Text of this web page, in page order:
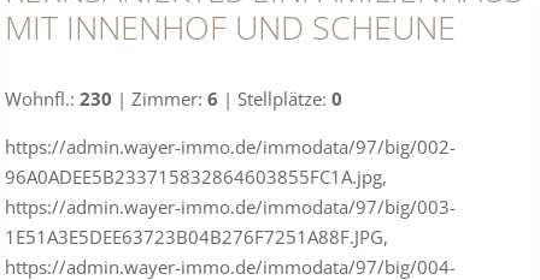
MIT INNENHOF UND SCHEUNE
Wohnfl.: 230 | Zimmer: 6 | Stellplätze: 0
https://admin.wayer-immo.de/immodata/97/big/002-
96A0ADEE5B233715832864603855FC1A.jpg,
https://admin.wayer-immo.de/immodata/97/big/003-
1E51A3E5DEE63723B04B276F7251A88F.JPG,
https://admin.wayer-immo.de/immodata/97/big/004-